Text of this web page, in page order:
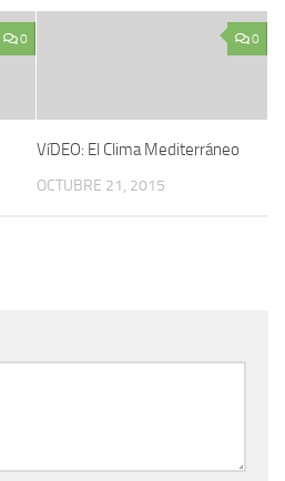
0 0
VíDEO: El Clima Mediterráneo
OCTUBRE 21, 2015